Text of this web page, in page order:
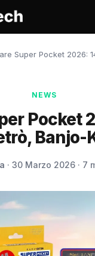
Super Pocket 2026:
NEWS
Pocket
Banjo-
· 30 Marzo 2026 · 7